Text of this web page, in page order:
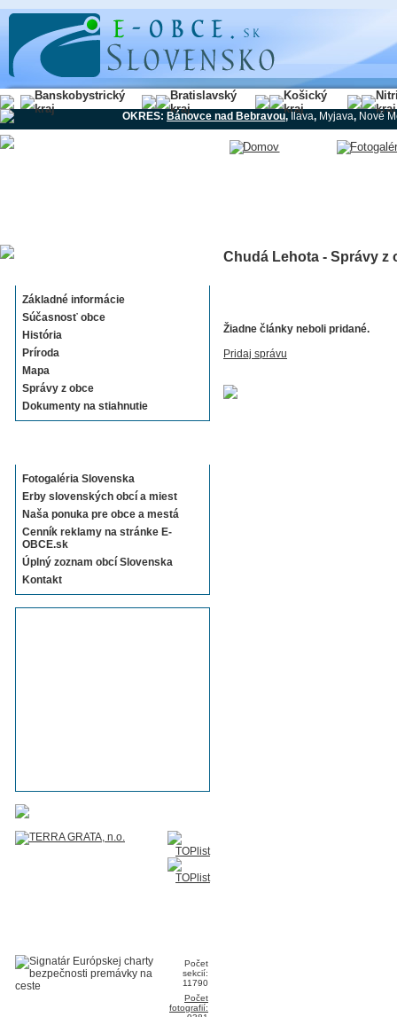
Banskobystrický
kraj
Bratislavský
kraj
Košický
kraj
kraj
OKRES: Bánovce nad Bebravou,Ilava, Myjava, Nové
Základné informácie
Súčasnosť obce
História
Príroda
Mapa
Správy z obce
Dokumenty na stiahnutie
Fotogaléria Slovenska
Erby slovenských obcí a miest
Naša ponuka pre obce a mestá
Cenník reklamy na stránke E-
OBCE.sk
Úplný zoznam obcí Slovenska
Kontakt
Počet
sekcií:
11790
Počet
fotografií:
Chudá Lehota - Správy z
Žiadne články neboli pridané.
Pridaj správu